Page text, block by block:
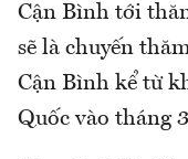
Cận Bình tới
sẽ là chuyến
Cận Bình kể từ
Quốc vào tháng